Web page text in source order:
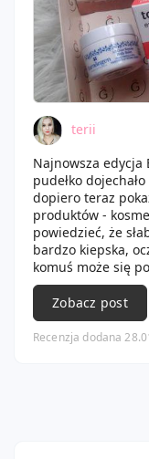
terii
Najnowsza edycja
pudełko
dopiero teraz
produktów -
powiedzieć, że
bardzo kiepska,
komuś może się
darba do włosów
ochłapy.
W boxie był:
Cosnature
Tołpa Estetic
Zobacz post
Recenzja dodana